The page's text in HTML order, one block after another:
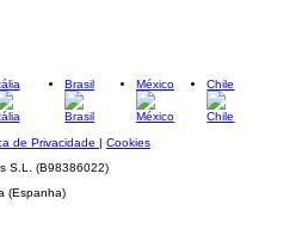
Brasil México Chile
de Privacidade | Cookies
S.L. (B98386022)
(Espanha)